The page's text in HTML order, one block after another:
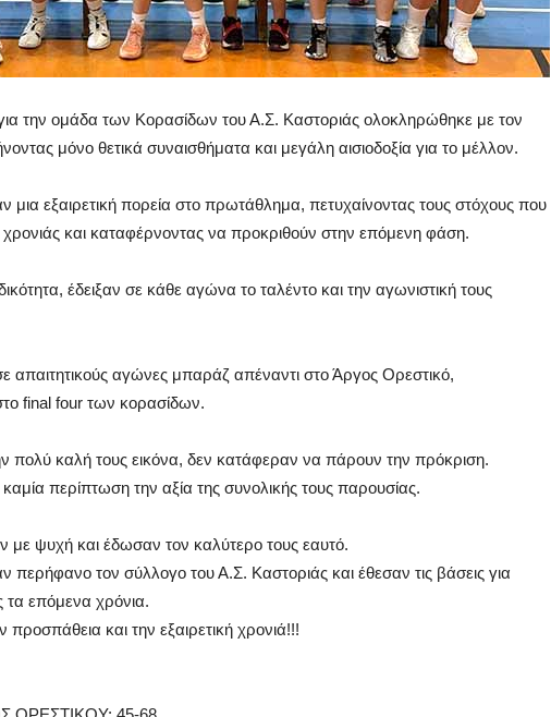
την ομάδα των Κορασίδων του Α.Σ. Καστοριάς ολοκληρώθηκε με τον
μόνο θετικά συναισθήματα και μεγάλη αισιοδοξία για το μέλλον.
μια εξαιρετική πορεία στο πρωτάθλημα, πετυχαίνοντας τους στόχους που
χρονιάς και καταφέρνοντας να προκριθούν στην επόμενη φάση.
έδειξαν σε κάθε αγώνα το ταλέντο και την αγωνιστική τους
απαιτητικούς αγώνες μπαράζ απέναντι στο Άργος Ορεστικό,
final four των κορασίδων.
πολύ καλή τους εικόνα, δεν κατάφεραν να πάρουν την πρόκριση.
περίπτωση την αξία της συνολικής τους παρουσίας.
με ψυχή και έδωσαν τον καλύτερο τους εαυτό.
περήφανο τον σύλλογο του Α.Σ. Καστοριάς και έθεσαν τις βάσεις για
τα επόμενα χρόνια.
προσπάθεια και την εξαιρετική χρονιά!!!